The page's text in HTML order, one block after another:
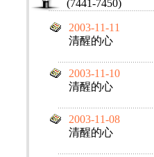
(7441-7450)
2003-11-11
清醒的心
2003-11-10
清醒的心
2003-11-08
清醒的心